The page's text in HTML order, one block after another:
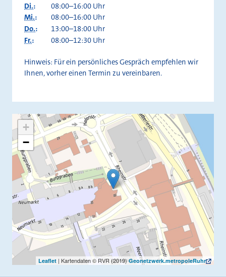
Di.:
08:00–16:00 Uhr
Mi.:
08:00–16:00 Uhr
Do.:
13:00–18:00 Uhr
Fr.: 08:00–12:30 Uhr
Hinweis: Für ein persönliches Gespräch empfehlen wir
Ihnen, vorher einen Termin zu vereinbaren.
+
−
Leaflet | Kartendaten © RVR (2019)Geonetzwerk.metropoleRuhr